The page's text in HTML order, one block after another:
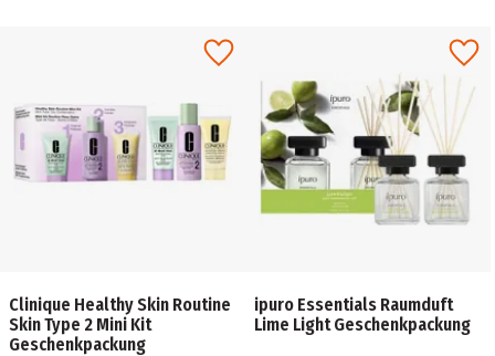
Clinique Healthy Skin Routine
Skin Type 2 Mini Kit
Geschenkpackung
ipuro Essentials Raumduft
Lime Light Geschenkpackung